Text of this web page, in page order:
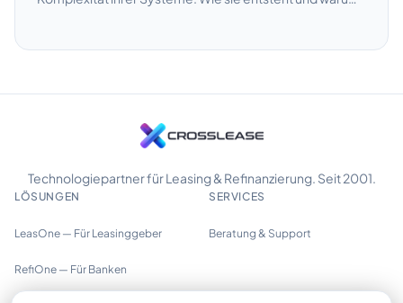
Technologiepartner für Leasing & Refinanzierung. Seit 2001.
LÖSUNGEN
LeasOne — Für Leasinggeber
RefiOne — Für Banken
SERVICES
Beratung & Support